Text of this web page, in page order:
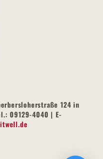
124 in
09129-4040 | E-